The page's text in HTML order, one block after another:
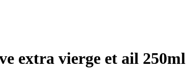
extra vierge et ail 250ml